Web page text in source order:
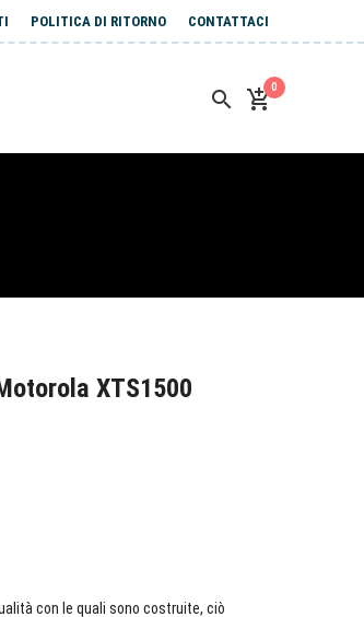
POLITICA DI RITORNO CONTATTACI
0
XTS1500
con le quali sono costruite, ciò